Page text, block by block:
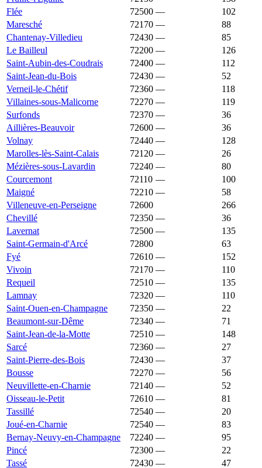
Flée
72500 —
102
Maresché
72170 —
88
Chantenay-Villedieu
72430 —
85
Le Bailleul
72200 —
126
Saint-Aubin-des-Coudrais
72400 —
112
Saint-Jean-du-Bois
72430 —
52
Verneil-le-Chétif
72360 —
118
Villaines-sous-Malicorne
72270 —
119
Surfonds
72370 —
36
Aillières-Beauvoir
72600 —
36
Volnay
72440 —
128
Marolles-lès-Saint-Calais
72120 —
26
Mézières-sous-Lavardin
72240 —
80
Courcemont
72110 —
100
Maigné
72210 —
58
Villeneuve-en-Perseigne
72600
266
Chevillé
72350 —
36
Lavernat
72500 —
135
Saint-Germain-d'Arcé
72800
63
Fyé
72610 —
152
Vivoin
72170 —
110
Requeil
72510 —
135
Lamnay
72320 —
110
Saint-Ouen-en-Champagne
72350 —
22
Beaumont-sur-Dême
72340 —
71
Saint-Jean-de-la-Motte
72510 —
148
Sarcé
72360 —
27
Saint-Pierre-des-Bois
72430 —
37
Bousse
72270 —
56
Neuvillette-en-Charnie
72140 —
52
Oisseau-le-Petit
72610 —
81
Tassillé
72540 —
20
Joué-en-Charnie
72540 —
83
Bernay-Neuvy-en-Champagne
72240 —
95
Pincé
72300 —
22
Tassé
72430 — 47